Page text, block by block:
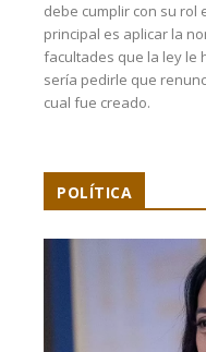
debe cumplir con su rol
principal es aplicar la
facultades que la ley le
sería pedirle que
cual fue creado.
POLÍTICA